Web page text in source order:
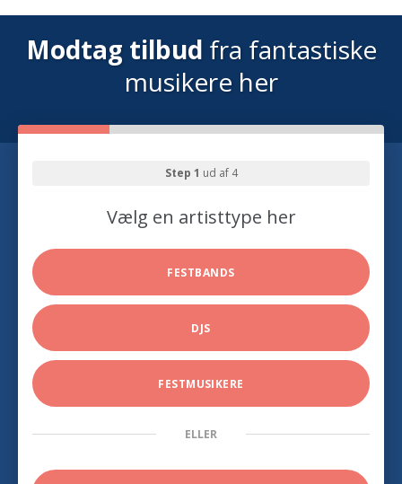
Modtag tilbud fra fantastiske
musikere her
Step 1 ud af 4
Vælg en artisttype her
FESTBANDS
DJS
FESTMUSIKERE
ELLER